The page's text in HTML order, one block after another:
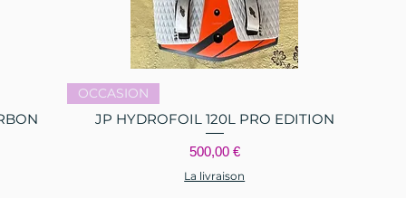
OCCASION
JP HYDROFOIL 120L PRO EDITION
Prix
500,00 €
La livraison